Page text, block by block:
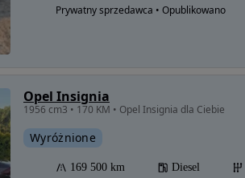
Prywatny sprzedawca • Opublikowano
Opel Insignia
1956 cm3 • 170 KM • Opel Insignia dla Ciebie
Wyróżnione
169 500 km Diesel